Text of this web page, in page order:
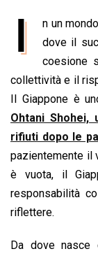
o
o
k
a
s
A
p
p
I
n un
dove il
coesione
collettività e il
Il Giappone è
Ohtani
rifiuti dopo le
pazientemente il
è vuota, il
responsabilità
riflettere.
Da dove nasce